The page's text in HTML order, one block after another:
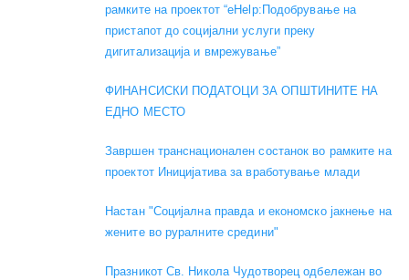
рамките на проектот “eHelp:Подобрување на
пристапот до социјални услуги преку
дигитализација и вмрежување”
ФИНАНСИСКИ ПОДАТОЦИ ЗА ОПШТИНИТЕ НА
ЕДНО МЕСТО
Завршен транснационален состанок во рамките на
проектот Иницијатива за вработување млади
Настан "Социјална правда и економско јакнење на
жените во руралните средини"
Празникот Св. Никола Чудотворец одбележан во